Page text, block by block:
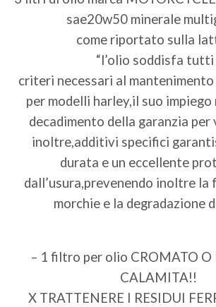
sae20w50 minerale
come riportato sulla
“l’olio soddisfa tutti
criteri necessari al
per modelli harley,il suo impiego
decadimento della garanzia
inoltre,additivi specifici
durata e un eccellente
dall’usura,prevenendo inoltre la
morchie e la degradazione
– 1 filtro per olio CROMATO O
CALAMITA!!
X TRATTENERE I RESIDUI